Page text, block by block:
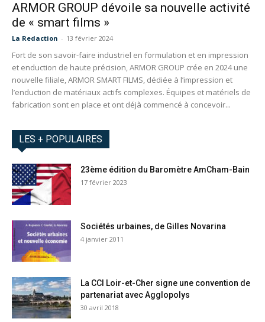
ARMOR GROUP dévoile sa nouvelle activité
de « smart films »
La Redaction - 13 février 2024
Fort de son savoir-faire industriel en formulation et en impression
et enduction de haute précision, ARMOR GROUP crée en 2024 une
nouvelle filiale, ARMOR SMART FILMS, dédiée à l’impression et
l’enduction de matériaux actifs complexes. Équipes et matériels de
fabrication sont en place et ont déjà commencé à concevoir...
LES + POPULAIRES
23ème édition du Baromètre AmCham-Bain
17 février 2023
Sociétés urbaines, de Gilles Novarina
4 janvier 2011
La CCI Loir-et-Cher signe une convention de
partenariat avec Agglopolys
30 avril 2018